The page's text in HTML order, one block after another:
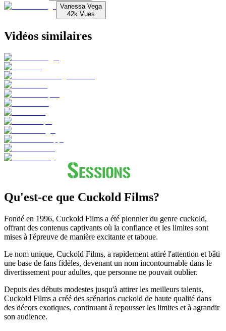
Vanessa Vega
42k Vues
Vidéos similaires
Qu'est-ce que Cuckold Films?
Fondé en 1996, Cuckold Films a été pionnier du genre cuckold,
offrant des contenus captivants où la confiance et les limites sont
mises à l'épreuve de manière excitante et taboue.
Le nom unique, Cuckold Films, a rapidement attiré l'attention et bâti
une base de fans fidèles, devenant un nom incontournable dans le
divertissement pour adultes, que personne ne pouvait oublier.
Depuis des débuts modestes jusqu'à attirer les meilleurs talents,
Cuckold Films a créé des scénarios cuckold de haute qualité dans
des décors exotiques, continuant à repousser les limites et à agrandir
son audience.